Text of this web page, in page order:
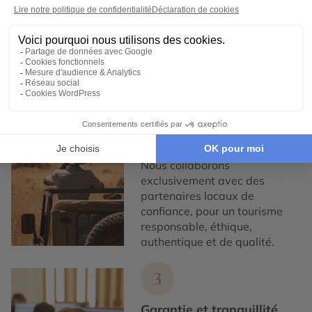
nous concevons des voyages
collaboration étroite avec nos
voyageurs.
Engagement local et
responsabilité sociale
Nous collaborons
exclusivement avec des
partenaires locaux de
confiance, pour un tourisme
responsable, éthique,
authentique et de qualité.
3